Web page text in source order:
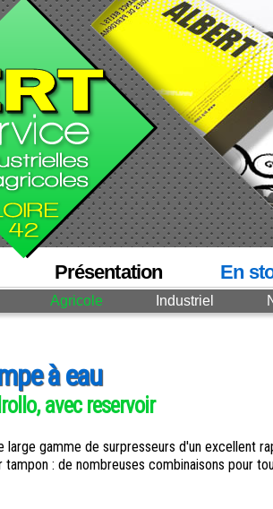
Présentation En
Agricole Industriel
à eau
avec reservoir
large gamme de surpresseurs d'un excellent
: de nombreuses combinaisons pour